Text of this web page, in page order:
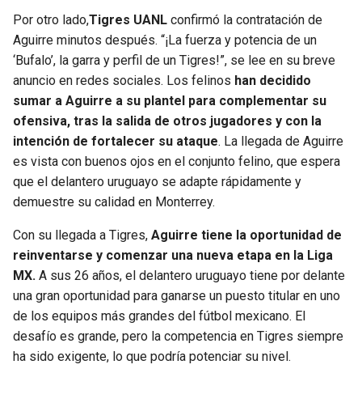
Por otro lado,Tigres UANL confirmó la contratación de
Aguirre minutos después. “¡La fuerza y potencia de un
‘Bufalo’, la garra y perfil de un Tigres!”, se lee en su breve
anuncio en redes sociales. Los felinos han decidido
sumar a Aguirre a su plantel para complementar su
ofensiva, tras la salida de otros jugadores y con la
intención de fortalecer su ataque. La llegada de Aguirre
es vista con buenos ojos en el conjunto felino, que espera
que el delantero uruguayo se adapte rápidamente y
demuestre su calidad en Monterrey.
Con su llegada a Tigres, Aguirre tiene la oportunidad de
reinventarse y comenzar una nueva etapa en la Liga
MX. A sus 26 años, el delantero uruguayo tiene por delante
una gran oportunidad para ganarse un puesto titular en uno
de los equipos más grandes del fútbol mexicano. El
desafío es grande, pero la competencia en Tigres siempre
ha sido exigente, lo que podría potenciar su nivel.